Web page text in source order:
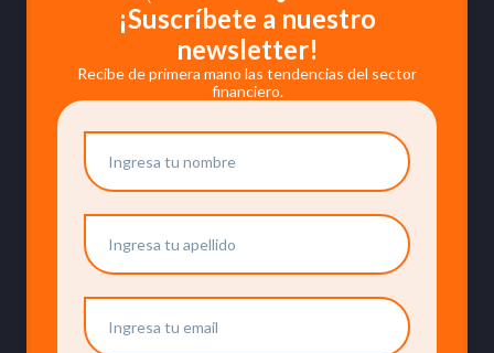
¡Suscríbete a nuestro
newsletter!
Recibe de primera mano las tendencias del sector
financiero.